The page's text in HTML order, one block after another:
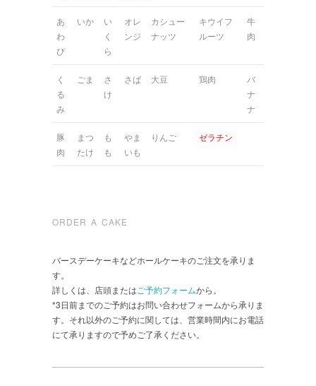
あ
わ
び
いか
い
く
ら
オレ
ンジ
カシュー
ナッツ
キウイフ
ルーツ
牛
肉
く
る
み
ごま
さ
け
さば 大豆 鶏肉
バ
ナ
ナ
豚
肉
まつ
たけ
も
も
やま
いも
りんご ゼラチン
ORDER A CAKE
バースデーケーキなどホールケーキのご注文を承りま
す。
詳しくは、店頭またはご予約フォームから。
*3日前までのご予約はお問い合わせフォームから承りま
す。それ以外のご予約に関しては、営業時間内にお電話
にて承りますので予めご了承ください。